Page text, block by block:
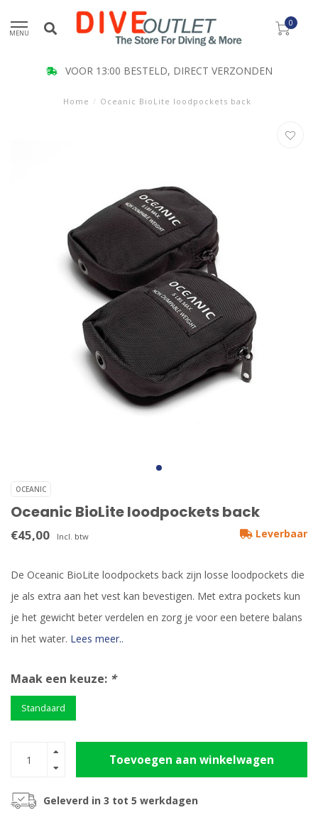
MENU
0
VOOR 13:00 BESTELD, DIRECT VERZONDEN
Home / Oceanic BioLite loodpockets back
OCEANIC
Oceanic BioLite loodpockets back
€45,00 Incl. btw Leverbaar
De Oceanic BioLite loodpockets back zijn losse loodpockets die
je als extra aan het vest kan bevestigen. Met extra pockets kun
je het gewicht beter verdelen en zorg je voor een betere balans
in het water. Lees meer..
Maak een keuze: *
Standaard
Toevoegen aan winkelwagen
Geleverd in 3 tot 5 werkdagen